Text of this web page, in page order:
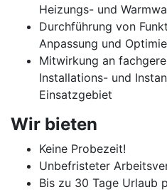
Heizungs- und
Durchführung von
Anpassung und
Mitwirkung an
Installations- und
Einsatzgebiet
Wir bieten
Keine Probezeit!
Unbefristeter
Bis zu 30 Tage Urlaub